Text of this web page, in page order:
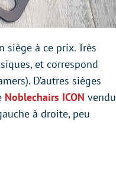
siège à ce prix. Très
et correspond
D’autres sièges
Noblechairs ICON vendu
à droite, peu